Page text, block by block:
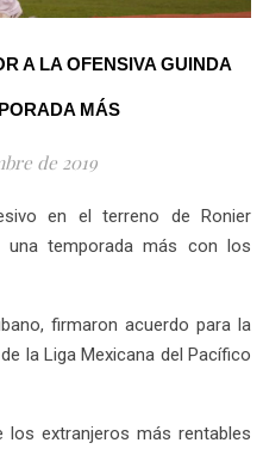
A LA OFENSIVA GUINDA
MÁS
de 2019
una temporada más con los
firmaron acuerdo para la
la Liga Mexicana del Pacífico
los extranjeros más rentables